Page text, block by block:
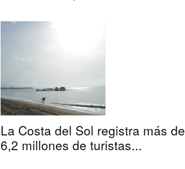
La Costa del Sol registra más de
6,2 millones de turistas...